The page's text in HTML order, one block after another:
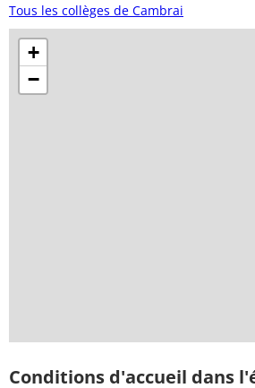
Tous les collèges de Cambrai
+
−
Conditions d'accueil dans